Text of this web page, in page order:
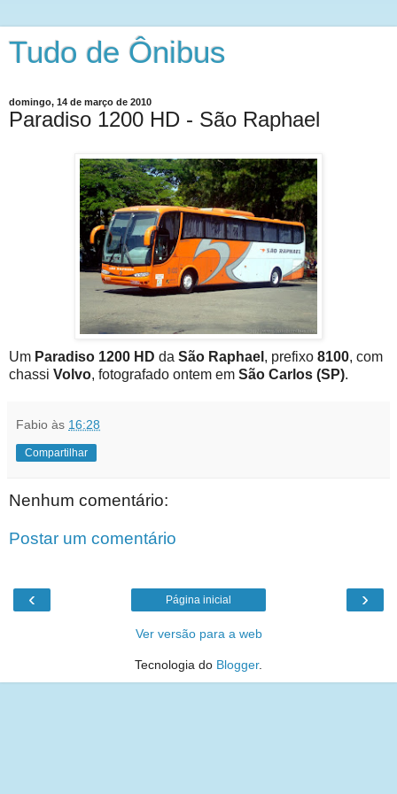
Tudo de Ônibus
domingo, 14 de março de 2010
Paradiso 1200 HD - São Raphael
Um Paradiso 1200 HD da São Raphael , prefixo 8100, com
chassi Volvo, fotografado ontem em São Carlos (SP).
Fabio às 16:28
Compartilhar
Nenhum comentário:
Postar um comentário
‹ ›
Página inicial
Ver versão para a web
Tecnologia do Blogger.